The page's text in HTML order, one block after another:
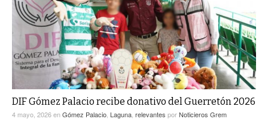
EXA INFORMA
CONTEXTOS
TRAYECTO LAGUNA
A MEDIA MAÑANA
A TODA LEY
DIÁLOGOS CON LA HISTORIA
TWEETS AND BEATS
LA MEJOR 97.1 ESTÉREO GALLITO
ACTUALIDADES GREM
DIF Gómez Palacio recibe donativo del Guerretón 2026
4 mayo, 2026enGómez Palacio Laguna relevantes porNoticieros Grem